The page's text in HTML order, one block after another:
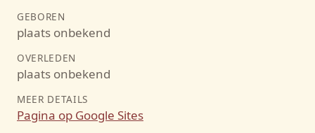
GEBOREN
plaats onbekend
OVERLEDEN
plaats onbekend
MEER DETAILS
Pagina op Google Sites